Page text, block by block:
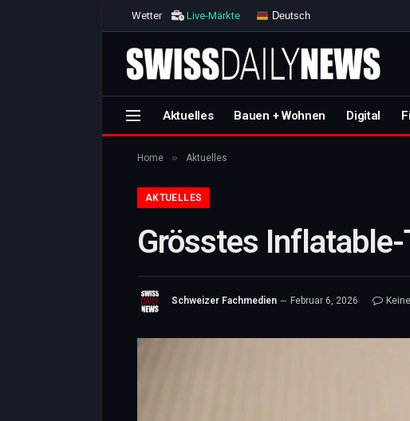
Wetter Live-Märkte Deutsch
Aktuelles Bauen + Wohnen Digital
Home » Aktuelles
AKTUELLES
Grösstes
Schweizer Fachmedien Februar 6, 2026